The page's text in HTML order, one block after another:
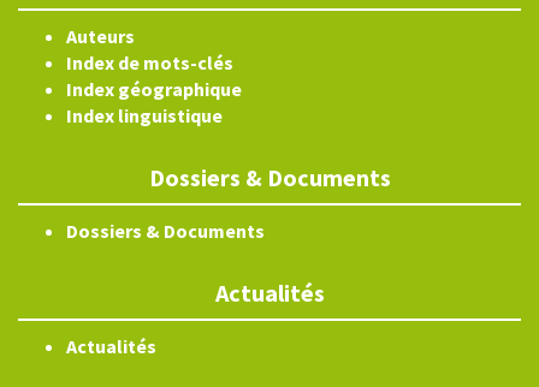
Auteurs
Index de mots-clés
Index géographique
Index linguistique
Dossiers & Documents
Dossiers & Documents
Actualités
Actualités